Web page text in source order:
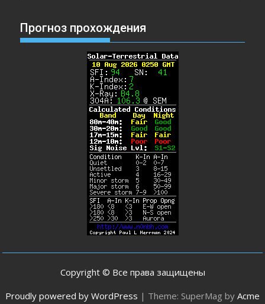
Прогноз прохождения
Copyright © Все права защищены
Proudly powered by WordPress | Theme: SuperMag by Acme